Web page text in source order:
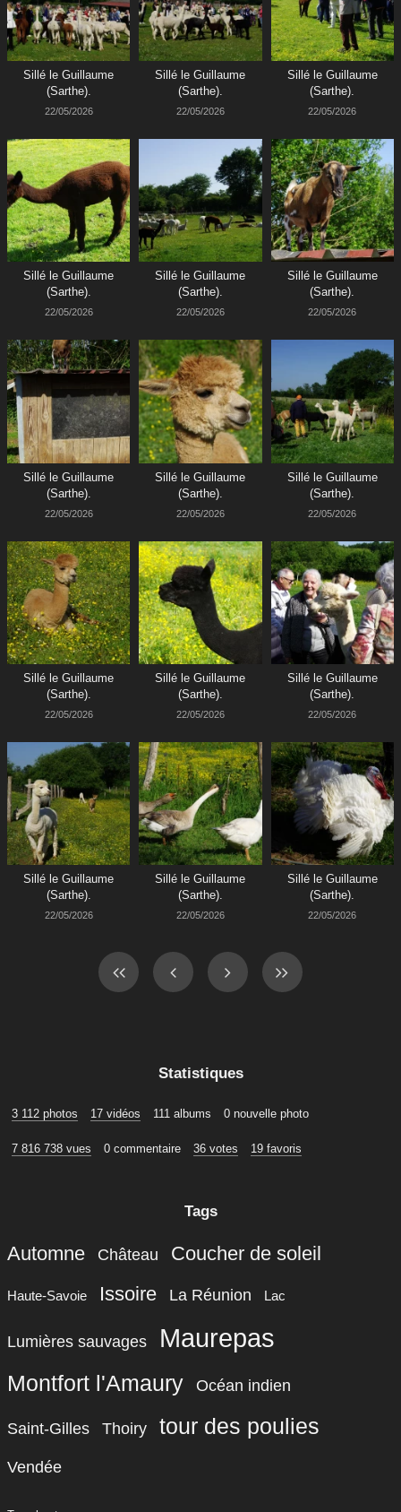
Sillé le Guillaume
(Sarthe).
22/05/2026
Sillé le Guillaume
(Sarthe).
22/05/2026
Sillé le Guillaume
(Sarthe).
22/05/2026
Sillé le Guillaume
(Sarthe).
22/05/2026
Sillé le Guillaume
(Sarthe).
22/05/2026
Sillé le Guillaume
(Sarthe).
22/05/2026
Sillé le Guillaume
(Sarthe).
22/05/2026
Sillé le Guillaume
(Sarthe).
22/05/2026
Sillé le Guillaume
(Sarthe).
22/05/2026
Sillé le Guillaume
(Sarthe).
22/05/2026
Sillé le Guillaume
(Sarthe).
22/05/2026
Sillé le Guillaume
(Sarthe).
22/05/2026
Sillé le Guillaume
(Sarthe).
22/05/2026
Sillé le Guillaume
(Sarthe).
22/05/2026
Sillé le Guillaume
(Sarthe).
22/05/2026
Statistiques
3 112 photos 17 vidéos 111 albums 0 nouvelle photo
7 816 738 vues 0 commentaire 36 votes 19 favoris
Tags
Automne Château Coucher de soleil
Haute-Savoie Issoire La Réunion Lac
Lumières sauvages Maurepas
Montfort l'Amaury Océan indien
Saint-Gilles Thoiry tour des poulies
Vendée